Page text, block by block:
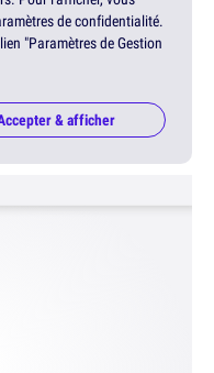
de confidentialité.
"Paramètres de Gestion
& afficher